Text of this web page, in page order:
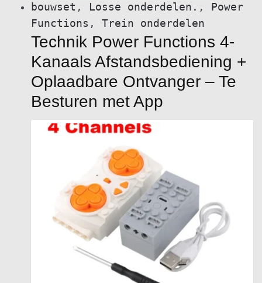
bouwset , Losse onderdelen. , Power
Functions , Trein onderdelen
Technik Power Functions 4-
Kanaals Afstandsbediening +
Oplaadbare Ontvanger – Te
Besturen met App